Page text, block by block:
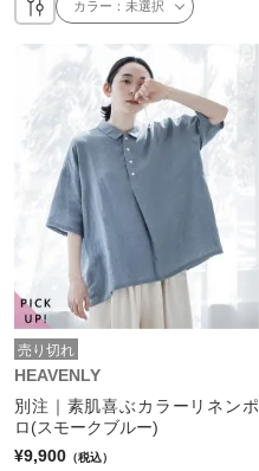
カラー：未選択
売り切れ
HEAVENLY
別注｜素肌喜ぶカラーリネンポ
ロ(スモークブルー)
¥9,900 （税込）